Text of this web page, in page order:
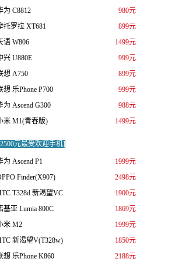
980元
为 C8812
899元
托罗拉 XT681
1499元
语 W806
999元
兴 U880E
899元
想 A750
999元
想 乐Phone P700
988元
为 Ascend G300
1499元
米 M1(青春版)
元最受欢迎手机]
1999元
为 Ascend P1
2498元
Finder(X907)
1900元
T328d 新渴望VC
1869元
基亚 Lumia 800C
1999元
米 M2
1850元
新渴望V(T328w)
2188元
想 乐Phone K860